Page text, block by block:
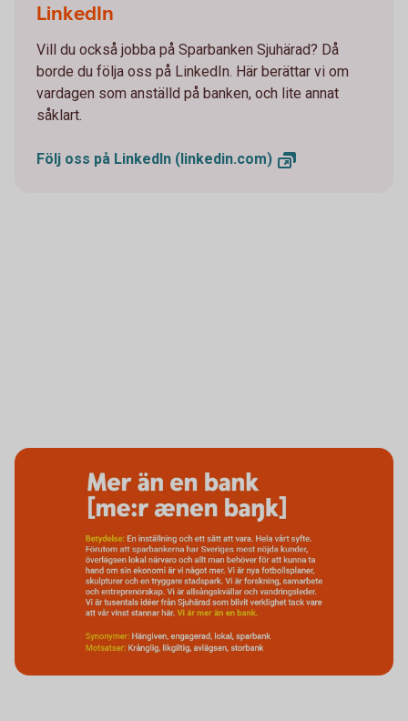
LinkedIn
Vill du också jobba på Sparbanken Sjuhärad? Då
borde du följa oss på LinkedIn. Här berättar vi om
vardagen som anställd på banken, och lite annat
såklart.
Följ oss på LinkedIn (linkedin.com)